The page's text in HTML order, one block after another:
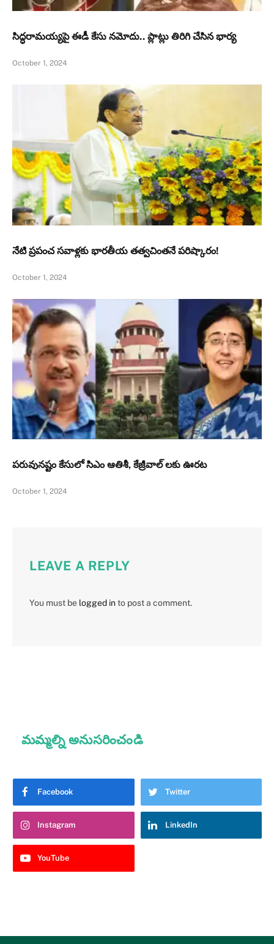
సిద్ధరామయ్యపై ఈడీ కేసు నమోదు.. ప్లాట్లు తిరిగి చేసిన భార్య
October 1, 2024
నేటి ప్రపంచ సవాళ్లకు భారతీయ తత్వచింతనే పరిష్కారం!
October 1, 2024
పరువునష్టం కేసులో సిఎం ఆతిశీ, కేజ్రీవాల్ లకు ఊరట
October 1, 2024
LEAVE A REPLY
You must be logged into post a comment.
మమ్మల్ని అనుసరించండి
Facebook Twitter
Instagram LinkedIn
YouTube